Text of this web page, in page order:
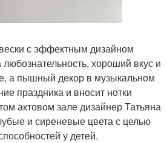
с эффектным дизайном
хороший вкус и
а пышный декор в музыкальном
праздника и вносит нотки
актовом зале дизайнер Татьяна
и сиреневые цвета с целью
у детей.